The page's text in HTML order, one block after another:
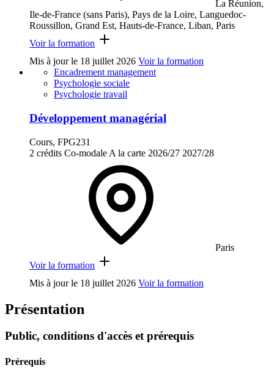
La Réunion,
Ile-de-France (sans Paris), Pays de la Loire, Languedoc-
Roussillon, Grand Est, Hauts-de-France, Liban, Paris
Voir la formation
Mis à jour le 18 juillet 2026 Voir la formation
Encadrement management
Psychologie sociale
Psychologie travail
Développement managérial
Cours, FPG231
2 crédits Co-modale A la carte 2026/27 2027/28
Paris
Voir la formation
Mis à jour le 18 juillet 2026 Voir la formation
Présentation
Public, conditions d'accès et prérequis
Prérequis